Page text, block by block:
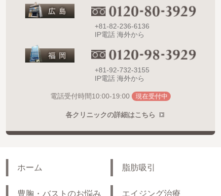
+81-82-236-6136
IP電話 海外から
+81-92-732-3155
IP電話 海外から
電話受付時間10:00-19:00 現在受付中
各クリニックの詳細はこちら
ホーム 脂肪吸引
豊胸・バストのお悩み エイジング治療